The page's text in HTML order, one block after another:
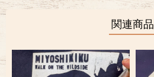
関連商品